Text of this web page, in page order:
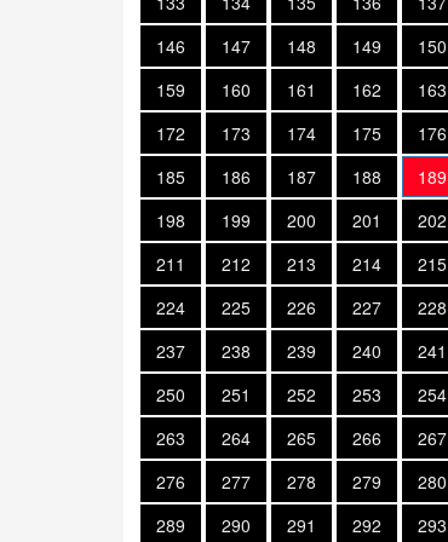
146
147 148 149 150
159
160 161 162 163
172
173 174 175 176
185
186 187 188 189
198
199 200 201 202
211
212 213 214 215
224
225 226 227 228
237
238 239 240 241
250
251 252 253 254
263
264 265 266 267
276
277 278 279 280
289
290 291 292 293